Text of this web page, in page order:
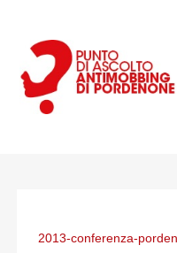
contenuto
2013-conferenza-